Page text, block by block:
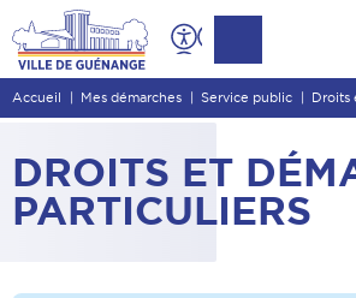
Contenu
Entête de page
Menu principal
Pied de page
Accueil Mes démarches Service public Droits
DROITS ET
PARTICULIERS